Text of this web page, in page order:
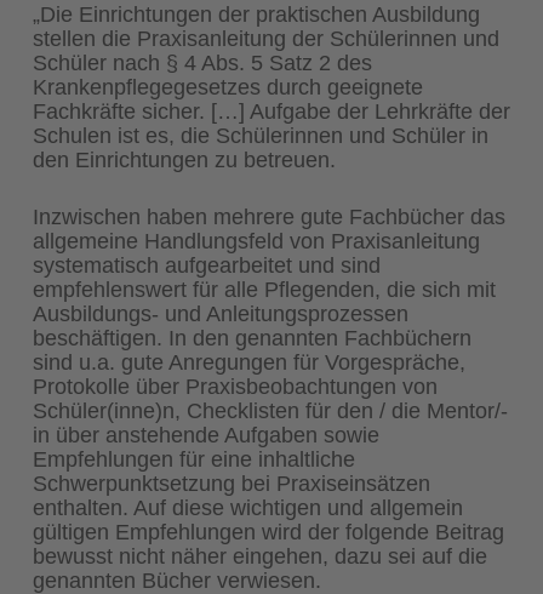
„Die Einrichtungen der praktischen Ausbildung
stellen die Praxisanleitung der Schülerinnen und
Schüler nach § 4 Abs. 5 Satz 2 des
Krankenpflegegesetzes durch geeignete
Fachkräfte sicher. […] Aufgabe der Lehrkräfte der
Schulen ist es, die Schülerinnen und Schüler in
den Einrichtungen zu betreuen.
Inzwischen haben mehrere gute Fachbücher das
allgemeine Handlungsfeld von Praxisanleitung
systematisch aufgearbeitet und sind
empfehlenswert für alle Pflegenden, die sich mit
Ausbildungs- und Anleitungsprozessen
beschäftigen. In den genannten Fachbüchern
sind u.a. gute Anregungen für Vorgespräche,
Protokolle über Praxisbeobachtungen von
Schüler(inne)n, Checklisten für den / die Mentor/-
in über anstehende Aufgaben sowie
Empfehlungen für eine inhaltliche
Schwerpunktsetzung bei Praxiseinsätzen
enthalten. Auf diese wichtigen und allgemein
gültigen Empfehlungen wird der folgende Beitrag
bewusst nicht näher eingehen, dazu sei auf die
genannten Bücher verwiesen.